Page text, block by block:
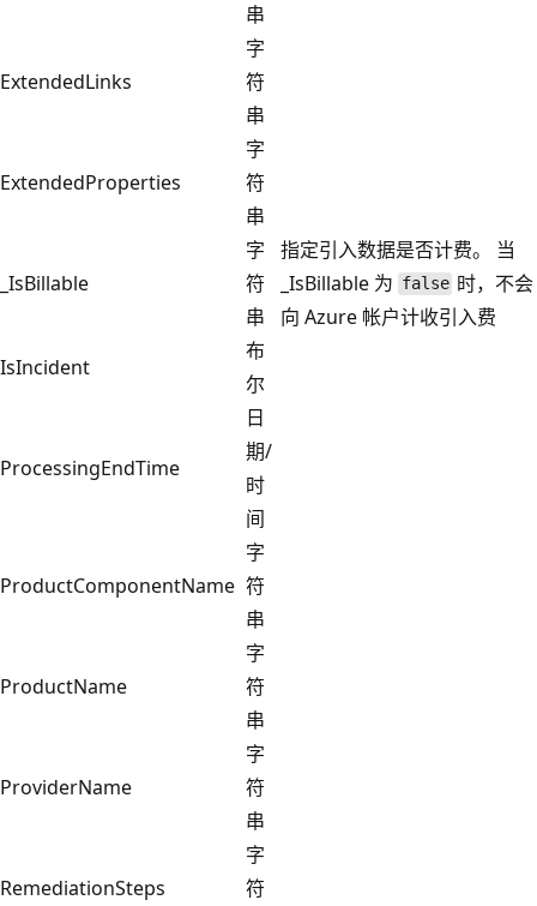
串
ExtendedLinks
字
符
串
ExtendedProperties
字
符
串
_IsBillable
字
符
串
指定引入数据是否计费。 当
_IsBillable 为 false 时，不会
向 Azure 帐户计收引入费
IsIncident
布
尔
ProcessingEndTime
日
期/
时
间
ProductComponentName
字
符
串
ProductName
字
符
串
ProviderName
字
符
串
RemediationSteps
字
符